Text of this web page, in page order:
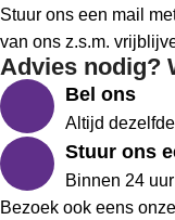
Stuur ons een mail
van ons z.s.m.
Advies nodig?
Bel ons
Altijd
Stuur ons
Binnen 24
Bezoek ook eens